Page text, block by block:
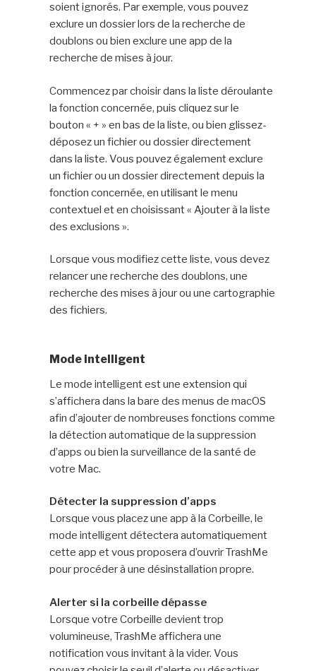
soient ignorés. Par exemple, vous pouvez
exclure un dossier lors de la recherche de
doublons ou bien exclure une app de la
recherche de mises à jour.
Commencez par choisir dans la liste déroulante
la fonction concernée, puis cliquez sur le
bouton « + » en bas de la liste, ou bien glissez-
déposez un fichier ou dossier directement
dans la liste. Vous pouvez également exclure
un fichier ou un dossier directement depuis la
fonction concernée, en utilisant le menu
contextuel et en choisissant « Ajouter à la liste
des exclusions ».
Lorsque vous modifiez cette liste, vous devez
relancer une recherche des doublons, une
recherche des mises à jour ou une cartographie
des fichiers.
Mode intelligent
Le mode intelligent est une extension qui
s’affichera dans la bare des menus de macOS
afin d’ajouter de nombreuses fonctions comme
la détection automatique de la suppression
d’apps ou bien la surveillance de la santé de
votre Mac.
Détecter la suppression d’apps
Lorsque vous placez une app à la Corbeille, le
mode intelligent détectera automatiquement
cette app et vous proposera d’ouvrir TrashMe
pour procéder à une désinstallation propre.
Alerter si la corbeille dépasse
Lorsque votre Corbeille devient trop
volumineuse, TrashMe affichera une
notification vous invitant à la vider. Vous